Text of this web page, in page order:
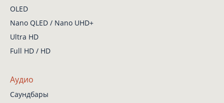
OLED
Nano QLED / Nano UHD+
Ultra HD
Full HD / HD
Аудио
Саундбары